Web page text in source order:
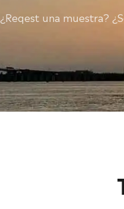
¿Reqest una muestra?